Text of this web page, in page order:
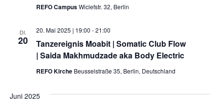
REFO CampusWiclefstr. 32, Berlin
DI.
20
Tanzereignis Moabit | Somatic Club Flow
| Saida Makhmudzade aka Body Electric
20. Mai 2025 | 19:00 -21:00
REFO Kirche Beusselstraße 35, Berlin, Deutschland
Juni 2025